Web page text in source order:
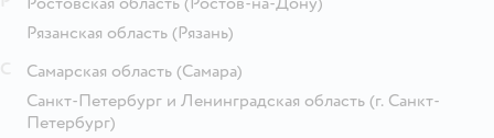
Рязанская область (Рязань)
Самарская область (Самара)
Санкт-Петербург и Ленинградская область (г. Санкт-
Петербург)